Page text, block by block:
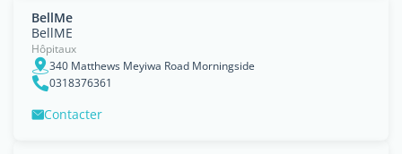
BellMe
BellME
Hôpitaux
340 Matthews Meyiwa Road Morningside
0318376361
Contacter